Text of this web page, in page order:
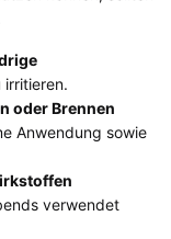
irritieren.
oder Brennen
Anwendung sowie
verwendet